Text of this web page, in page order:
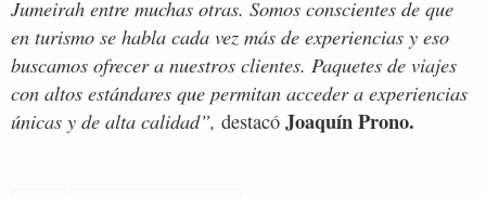
Jumeirah entre muchas otras. Somos conscientes de que
en turismo se habla cada vez más de experiencias y eso
buscamos ofrecer a nuestros clientes. Paquetes de viajes
con altos estándares que permitan acceder a experiencias
únicas y de alta calidad”, destacó Joaquín Prono.